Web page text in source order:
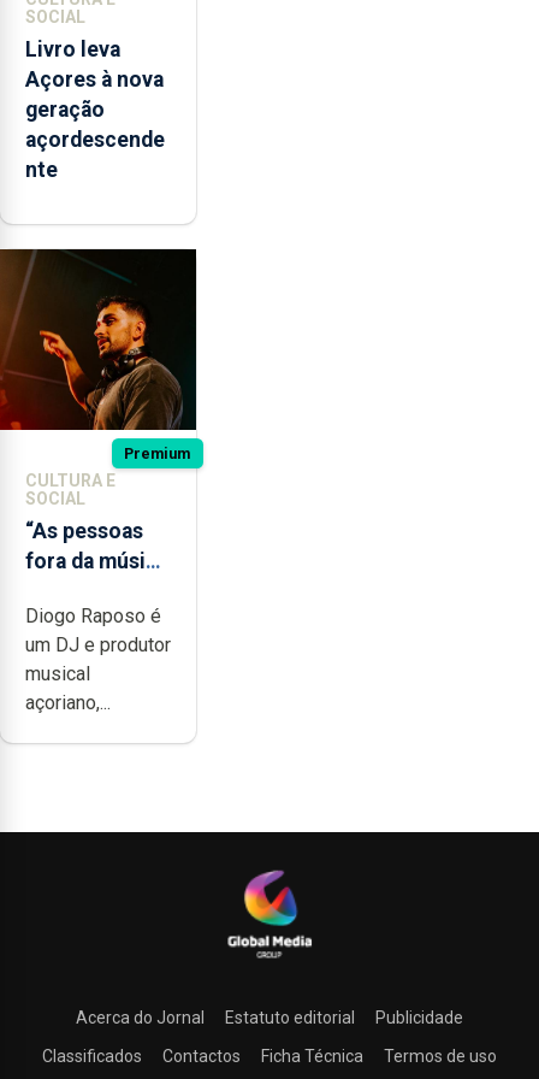
SOCIAL
Livro leva
Açores à nova
geração
açordescende
nte
Premium
CULTURA E
SOCIAL
“As pessoas
fora da música
noção do quão
difícil é
produzir uma
música”
Diogo Raposo é
um DJ e produtor
musical
açoriano,...
Acerca do Jornal Estatuto editorial
Publicidade
Classificados
Contactos Ficha Técnica Termos de uso